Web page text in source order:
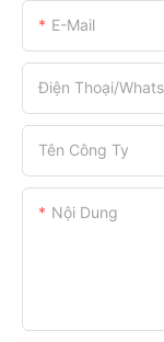
E-Mail
Điện Thoại/
Tên Công Ty
Nội Dung